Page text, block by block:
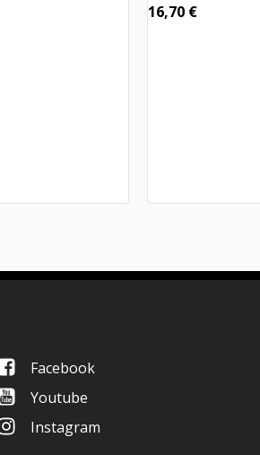
16,70 €
Facebook
Youtube
Instagram